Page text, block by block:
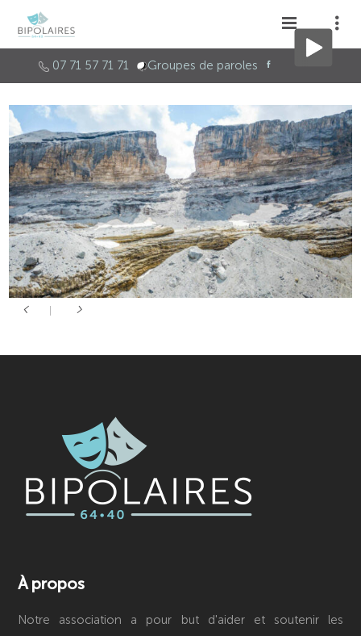
07 71 57 71 71 Groupes de paroles
À propos
Notre association a pour but d'aider et soutenir les